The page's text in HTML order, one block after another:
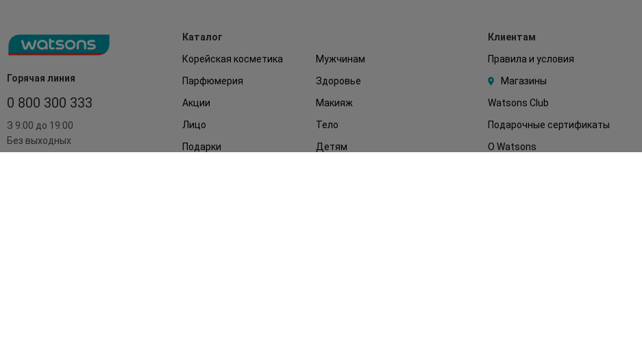
Горячая линия
0 800 300 333
З 9:00 до 19:00
Без выходных
Каталог
Корейская косметика
Мужчинам
Парфюмерия
Здоровье
Акции
Макияж
Лицо
Тело
Подарки
Детям
Клиентам
Правила и условия
Магазины
Watsons Club
Подарочные сертификаты
О Watsons